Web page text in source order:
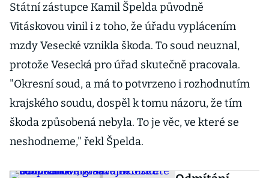
Státní zástupce Kamil Špelda původně
Vitáskovou vinil i z toho, že úřadu vyplácením
mzdy Vesecké vznikla škoda. To soud neuznal,
protože Vesecká pro úřad skutečně pracovala.
"Okresní soud, a má to potvrzeno i rozhodnutím
krajského soudu, dospěl k tomu názoru, že tím
škoda způsobená nebyla. To je věc, ve které se
neshodneme," řekl Špelda.